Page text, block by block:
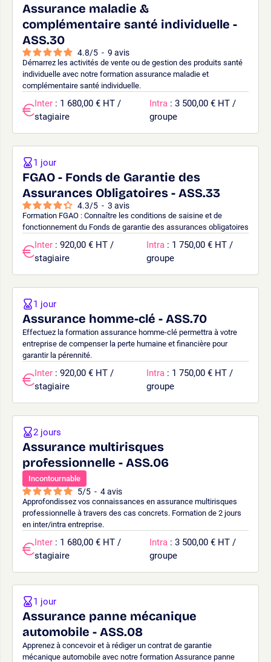
Assurance maladie &
complémentaire santé individuelle -
ASS.30
4.8/5 - 9 avis
Démarrez les activités de vente ou de gestion des produits santé
individuelle avec notre formation assurance maladie et
complémentaire santé individuelle.
Inter : 1 680,00 € HT /
stagiaire
Intra : 3 500,00 € HT /
groupe
FGAO - Fonds de Garantie des
Assurances Obligatoires - ASS.33
4.3/5 - 3 avis
Formation FGAO : Connaître les conditions de saisine et de
fonctionnement du Fonds de garantie des assurances obligatoires
1 jour
Inter : 920,00 € HT /
stagiaire
Intra : 1 750,00 € HT /
groupe
Assurance homme-clé - ASS.70
Effectuez la formation assurance homme-clé permettra à votre
entreprise de compenser la perte humaine et financière pour
garantir la pérennité.
1 jour
Inter : 920,00 € HT /
stagiaire
Intra : 1 750,00 € HT /
groupe
Assurance multirisques
professionnelle - ASS.06
Incontournable
5/5 - 4avis
Approfondissez vos connaissances en assurance multirisques
professionnelle à travers des cas concrets. Formation de 2 jours
en inter/intra entreprise.
2 jours
Inter : 1 680,00 € HT /
stagiaire
Intra : 3 500,00 € HT /
groupe
Assurance panne mécanique
automobile - ASS.08
Apprenez à concevoir et à rédiger un contrat de garantie
mécanique automobile avec notre formation Assurance panne
1 jour